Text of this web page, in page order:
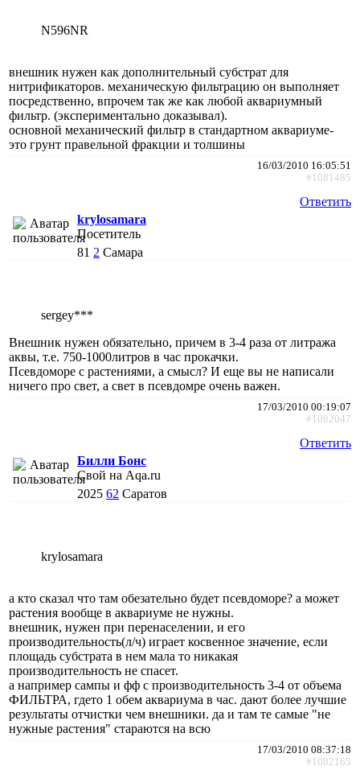
N596NR
внешник нужен как дополнительный субстрат для
нитрификаторов. механическую фильтрацию он выполняет
посредственно, впрочем так же как любой аквариумный
фильтр. (экспериментально доказывал).
основной механический фильтр в стандартном аквариуме-
это грунт правельной фракции и толшины
16/03/2010 16:05:51
#1081485
Ответить
krylosamara
Посетитель
81 2 Самара
sergey***
Внешник нужен обязательно, причем в 3-4 раза от литража
аквы, т.е. 750-1000литров в час прокачки.
Псевдоморе с растениями, а смысл? И еще вы не написали
ничего про свет, а свет в псевдомре очень важен.
17/03/2010 00:19:07
#1082047
Ответить
Билли Бонс
Свой на Aqa.ru
2025 62 Саратов
krylosamara
а кто сказал что там обезательно будет псевдоморе? а может
растения вообще в аквариуме не нужны.
внешник, нужен при перенаселении, и его
производительность(л/ч) играет косвенное значение, если
площадь субстрата в нем мала то никакая
производительность не спасет.
а например сампы и фф с производительность 3-4 от объема
ФИЛЬТРА, гдето 1 обем аквариума в час. дают более лучшие
результаты отчистки чем внешники. да и там те самые "не
нужные растения" стараются на всю
17/03/2010 08:37:18
#1082165